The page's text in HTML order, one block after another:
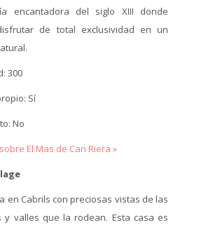
encantadora del siglo XIII donde
de total exclusividad en un
300
Sí
No
El Mas de Can Riera »
en Cabrils con preciosas vistas de las
y valles que la rodean. Esta casa es